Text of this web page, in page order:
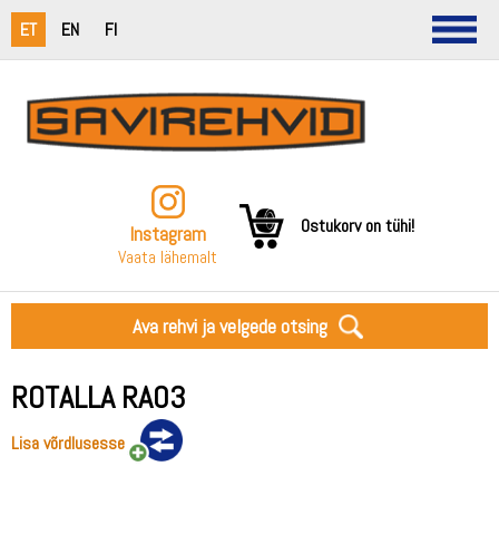
ET EN FI
Instagram
Vaata lähemalt
Ostukorv on tühi!
Ava rehvi ja velgede otsing
ROTALLA RA03
Lisa võrdlusesse